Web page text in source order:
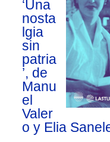
‘Una
nosta
lgia
sin
patria
’, de
Manu
el
Valer
o y Elia